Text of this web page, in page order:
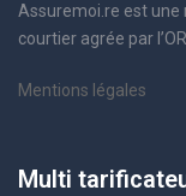
Assuremoi.re est une
courtier agrée par
Mentions légales
Multi